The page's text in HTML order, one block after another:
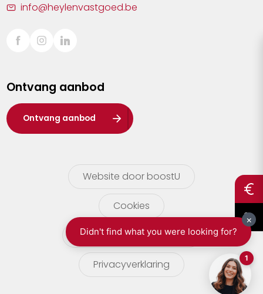
Sint-Truiden
Waasland
Wuustwezel
Zoersel
info@heylenvastgoed.be
Ontvang aanbod
Ontvang aanbod
Website door boostU
Cookies
gebruikersvoorwaarden
Privacyverklaring